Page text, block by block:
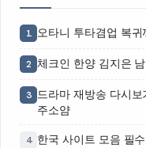
1 오타니 투타겸업 복
2 체크인 한양 김지은
3 드라마 재방송 다시
주소얌
4 한국 사이트 모음 필